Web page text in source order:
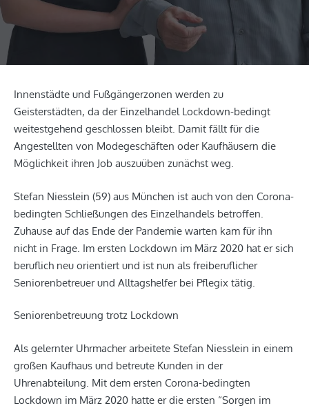
Innenstädte und Fußgängerzonen werden zu
Geisterstädten, da der Einzelhandel Lockdown-bedingt
weitestgehend geschlossen bleibt. Damit fällt für die
Angestellten von Modegeschäften oder Kaufhäusern die
Möglichkeit ihren Job auszuüben zunächst weg.
Stefan Niesslein (59) aus München ist auch von den Corona-
bedingten Schließungen des Einzelhandels betroffen.
Zuhause auf das Ende der Pandemie warten kam für ihn
nicht in Frage. Im ersten Lockdown im März 2020 hat er sich
beruflich neu orientiert und ist nun als freiberuflicher
Seniorenbetreuer und Alltagshelfer bei Pflegix tätig.
Seniorenbetreuung trotz Lockdown
Als gelernter Uhrmacher arbeitete Stefan Niesslein in einem
großen Kaufhaus und betreute Kunden in der
Uhrenabteilung. Mit dem ersten Corona-bedingten
Lockdown im März 2020 hatte er die ersten “Sorgen im